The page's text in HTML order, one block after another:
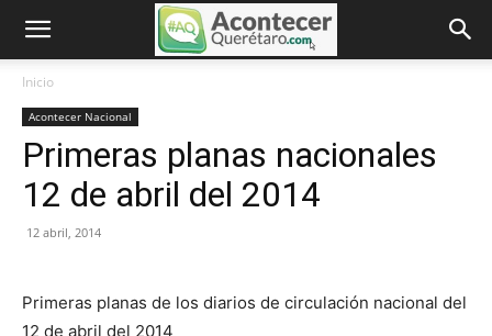
Inicio
Acontecer Nacional
Primeras planas nacionales
12 de abril del 2014
12 abril, 2014
Primeras planas de los diarios de circulación nacional del
12 de abril del 2014